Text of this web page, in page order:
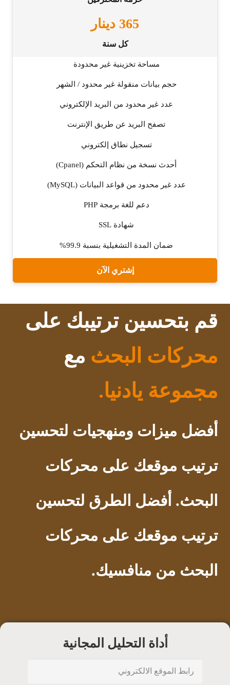
365 دينار
كل سنة
مساحة تخزينية غير محدودة
حجم بيانات منقولة غير محدود / الشهر
عدد غير محدود من البريد الإلكتروني
تصفح البريد عن طريق الإنترنت
تسجيل نطاق إلكتروني
أحدث نسخة من نظام التحكم (Cpanel)
عدد غير محدود من قواعد البيانات (MySQL)
دعم للغة برمجة PHP
شهادة SSL
ضمان المدة التشغيلية بنسبة 99.9%
إشتري الآن
قم بتحسين ترتيبك على
محركات البحث مع
مجموعة يادنيا.
أفضل ميزات ومنهجيات لتحسين
ترتيب موقعك على محركات
البحث. أفضل الطرق لتحسين
ترتيب موقعك على محركات
البحث من منافسيك.
أداة التحليل المجانية